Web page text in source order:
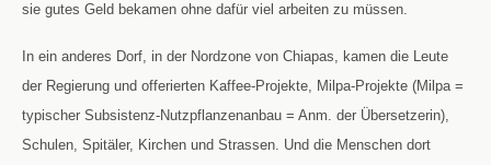
sie gutes Geld bekamen ohne dafür viel arbeiten zu müssen.
In ein anderes Dorf, in der Nordzone von Chiapas, kamen die Leute
der Regierung und offerierten Kaffee-Projekte, Milpa-Projekte (Milpa =
typischer Subsistenz-Nutzpflanzenanbau = Anm. der Übersetzerin),
Schulen, Spitäler, Kirchen und Strassen. Und die Menschen dort